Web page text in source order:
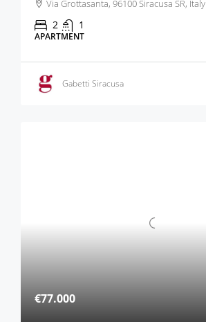
Via Grottasanta, 96100 Siracusa SR, Italy
2 1
APARTMENT
Gabetti Siracusa
€77.000